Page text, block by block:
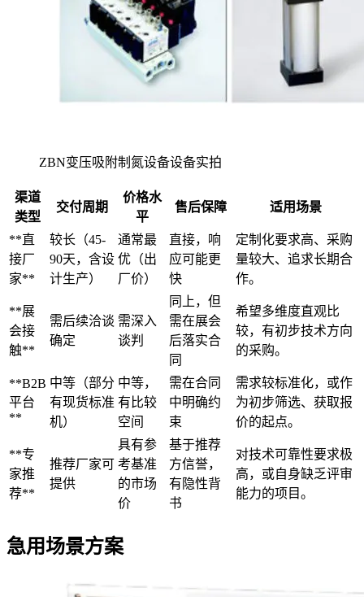
ZBN变压吸附制氮设备设备实拍
渠道
类型
交付周期
价格水
平
售后保障 适用场景
**直
接厂
家**
较长（45-
90天，含设
计生产）
通常最
优（出
厂价）
直接，响
应可能更
快
定制化要求高、采购
量较大、追求长期合
作。
**展
会接
触**
需后续洽谈
确定
需深入
谈判
同上，但
需在展会
后落实合
同
希望多维度直观比
较，有初步技术方向
的采购。
**B2B
平台
**
中等（部分
有现货标准
机）
中等，
有比较
空间
需在合同
中明确约
束
需求较标准化，或作
为初步筛选、获取报
价的起点。
**专
家推
荐**
推荐厂家可
提供
具有参
考基准
的市场
价
基于推荐
方信誉，
有隐性背
书
对技术可靠性要求极
高，或自身缺乏评审
能力的项目。
急用场景方案